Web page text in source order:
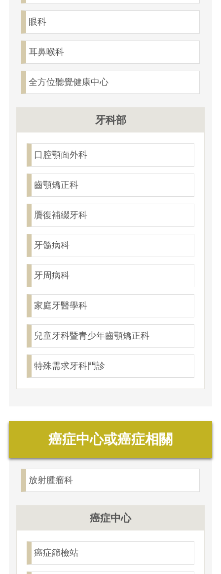
眼科
耳鼻喉科
全方位聽覺健康中心
牙科部
口腔顎面外科
齒顎矯正科
贗復補綴牙科
牙髓病科
牙周病科
家庭牙醫學科
兒童牙科暨青少年齒顎矯正科
特殊需求牙科門診
癌症中心或癌症相關
放射腫瘤科
癌症中心
癌症篩檢站